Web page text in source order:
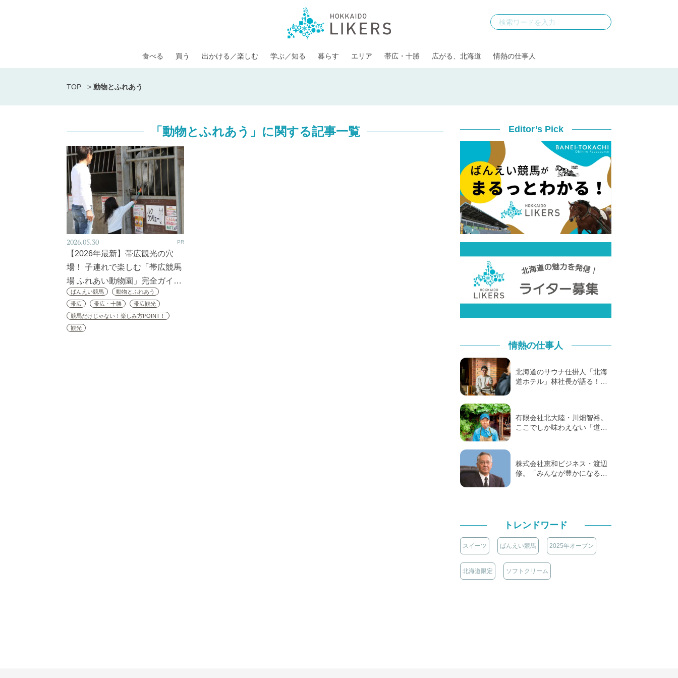
食べる 買う 出かける／楽しむ 学ぶ／知る 暮らす エリア 帯広・十勝 広がる、北海道 情熱の仕事人
TOP > 動物とふれあう
「動物とふれあう」に関する記事一覧
2026.05.30 PR
【2026年最新】帯広観光の穴
場！ 子連れで楽しむ「帯広競馬
場 ふれあい動物園」完全ガイ…
ばんえい競馬
動物とふれあう
帯広
帯広・十勝
帯広観光
競馬だけじゃない！楽しみ方POINT！
観光
Editor’s Pick
情熱の仕事人
北海道のサウナ仕掛人「北海
道ホテル」林社長が語る！…
有限会社北大陸・川畑智裕。
ここでしか味わえない「道…
株式会社恵和ビジネス・渡辺
修。「みんなが豊かになる…
トレンドワード
スイーツ ばんえい競馬 2025年オープン
北海道限定 ソフトクリーム